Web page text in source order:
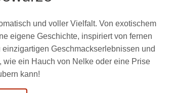
und voller Vielfalt. Von exotischem
eigene Geschichte, inspiriert von fernen
Geschmackserlebnissen und
ein Hauch von Nelke oder eine Prise
kann!